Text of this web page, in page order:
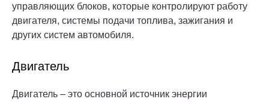
управляющих блоков, которые контролируют работу
двигателя, системы подачи топлива, зажигания и
других систем автомобиля.
Двигатель
Двигатель – это основной источник энергии